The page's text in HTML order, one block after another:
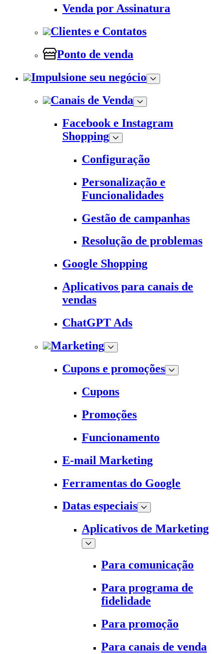
Venda por Assinatura
Clientes e Contatos
Ponto de venda
Impulsione seu negócio
Canais de Venda
Facebook e Instagram
Shopping
Configuração
Personalização e
Funcionalidades
Gestão de campanhas
Resolução de problemas
Google Shopping
Aplicativos para canais de
vendas
ChatGPT Ads
Marketing
Cupons e promoções
Cupons
Promoções
Funcionamento
E-mail Marketing
Ferramentas do Google
Datas especiais
Aplicativos de Marketing
Para comunicação
Para programa de
fidelidade
Para promoção
Para canais de venda